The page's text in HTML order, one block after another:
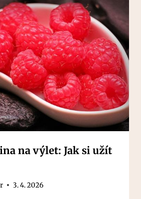
na výlet: Jak si užít
3. 4. 2026